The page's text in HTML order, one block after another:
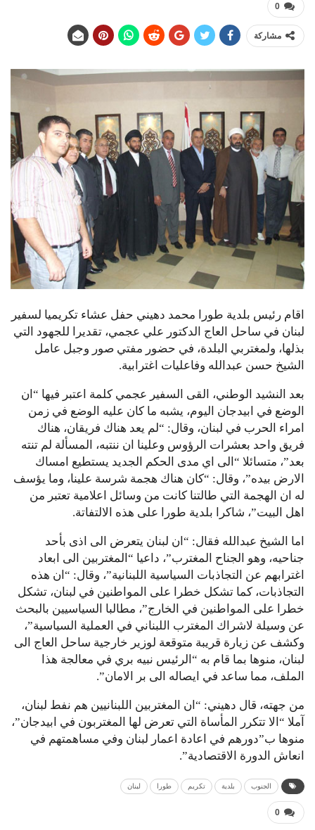
0
مشاركة
اقام رئيس بلدية طورا محمد دهيني حفل عشاء تكريميا لسفير
لبنان في ساحل العاج الدكتور علي عجمي، تقديرا للجهود التي
بذلها، ولمغتربي البلدة، في حضور مفتي صور وجبل عامل
الشيخ حسن عبدالله وفاعليات اغترابية.
بعد النشيد الوطني، القى السفير عجمي كلمة اعتبر فيها “ان
الوضع في ابيدجان اليوم، يشبه ما كان عليه الوضع في زمن
امراء الحرب في لبنان، وقال: “لم يعد هناك فريقان، هناك
فريق واحد بعشرات الرؤوس وعلينا ان ننتبه، المسألة لم تنته
بعد”، متسائلا “الى اي مدى الحكم الجديد يستطيع امساك
الارض بيده”، وقال: “كان هناك هجمة شرسة علينا، وما يؤسف
له ان الهجمة التي طالتنا كانت من وسائل اعلامية تعتبر من
اهل البيت”، شاكرا بلدية طورا على هذه الالتفاتة.
اما الشيخ عبدالله فقال: “ان لبنان يتعرض الى اذى بأحد
جناحيه، وهو الجناح المغترب”، داعيا “المغتربين الى ابعاد
اغترابهم عن التجاذبات السياسية اللبنانية”، وقال: “ان هذه
التجاذبات، كما تشكل خطرا على المواطنين في لبنان، تشكل
خطرا على المواطنين في الخارج”، مطالبا السياسيين بالبحث
عن وسيلة لاشراك المغترب اللبناني في العملية السياسية”،
وكشف عن زيارة قريبة متوقعة لوزير خارجية ساحل العاج الى
لبنان، منوها بما قام به “الرئيس نبيه بري في معالجة هذا
الملف، مما ساعد في ايصاله الى بر الامان”.
من جهته، قال دهيني: “ان المغتربين اللبنانيين هم نفط لبنان،
آملا “الا تتكرر المأساة التي تعرض لها المغتربون في ابيدجان”،
منوها ب”دورهم في اعادة اعمار لبنان وفي مساهمتهم في
انعاش الدورة الاقتصادية”.
الجنوب بلدية تكريم طورا لبنان
0